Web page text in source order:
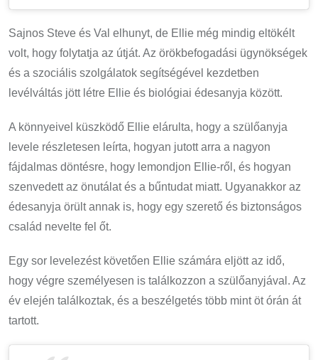
Sajnos Steve és Val elhunyt, de Ellie még mindig eltökélt
volt, hogy folytatja az útját. Az örökbefogadási ügynökségek
és a szociális szolgálatok segítségével kezdetben
levélváltás jött létre Ellie és biológiai édesanyja között.
A könnyeivel küszködő Ellie elárulta, hogy a szülőanyja
levele részletesen leírta, hogyan jutott arra a nagyon
fájdalmas döntésre, hogy lemondjon Ellie-ről, és hogyan
szenvedett az önutálat és a bűntudat miatt. Ugyanakkor az
édesanyja örült annak is, hogy egy szerető és biztonságos
család nevelte fel őt.
Egy sor levelezést követően Ellie számára eljött az idő,
hogy végre személyesen is találkozzon a szülőanyjával. Az
év elején találkoztak, és a beszélgetés több mint öt órán át
tartott.